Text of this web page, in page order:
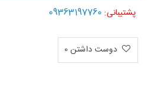
پشتیبانی: 09363197760
دوست داشتن0